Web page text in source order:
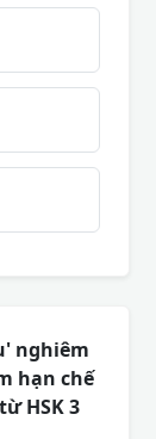
nghiêm
hạn chế
HSK 3